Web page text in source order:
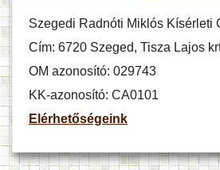
Szegedi Radnóti Miklós Kísérleti
Cím: 6720 Szeged, Tisza Lajos
OM azonosító: 029743
KK-azonosító: CA0101
Elérhetőségeink